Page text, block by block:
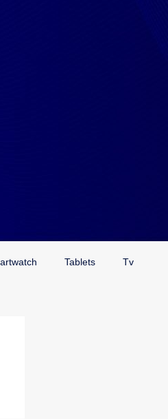
Tablets Tv